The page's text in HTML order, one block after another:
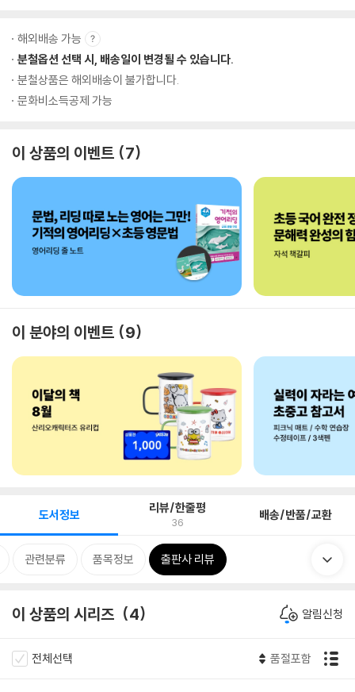
해외배송 가능
분철옵션 선택 시, 배송일이 변경될 수 있습니다.
분철상품은 해외배송이 불가합니다.
문화비소득공제 가능
이 상품의 이벤트 7
이 분야의 이벤트 9
도서정보 리뷰/한줄평
36 배송/반품/교환
관련분류 품목정보 출판사 리뷰
이 상품의 시리즈 4 알림신청
전체선택 품절포함